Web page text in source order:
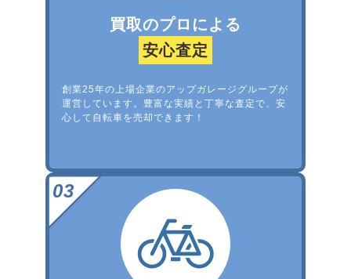
買取のプロによる
安心査定
創業25年の上場企業のアップガレージグループが
運営しています。豊富な実績と丁寧な査定で、安
心して自転車を売却できます！